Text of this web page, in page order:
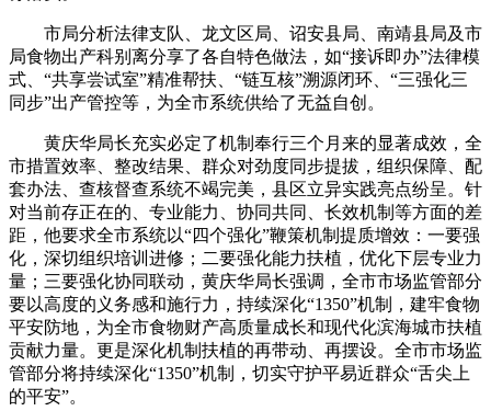
市局分析法律支队、龙文区局、诏安县局、南靖县局及市
局食物出产科别离分享了各自特色做法，如“接诉即办”法律模
式、“共享尝试室”精准帮扶、“链互核”溯源闭环、“三强化三
同步”出产管控等，为全市系统供给了无益自创。
黄庆华局长充实必定了机制奉行三个月来的显著成效，全
市措置效率、整改结果、群众对劲度同步提拔，组织保障、配
套办法、查核督查系统不竭完美，县区立异实践亮点纷呈。针
对当前存正在的、专业能力、协同共同、长效机制等方面的差
距，他要求全市系统以“四个强化”鞭策机制提质增效：一要强
化，深切组织培训进修；二要强化能力扶植，优化下层专业力
量；三要强化协同联动，黄庆华局长强调，全市市场监管部分
要以高度的义务感和施行力，持续深化“1350”机制，建牢食物
平安防地，为全市食物财产高质量成长和现代化滨海城市扶植
贡献力量。更是深化机制扶植的再带动、再摆设。全市市场监
管部分将持续深化“1350”机制，切实守护平易近群众“舌尖上
的平安”。